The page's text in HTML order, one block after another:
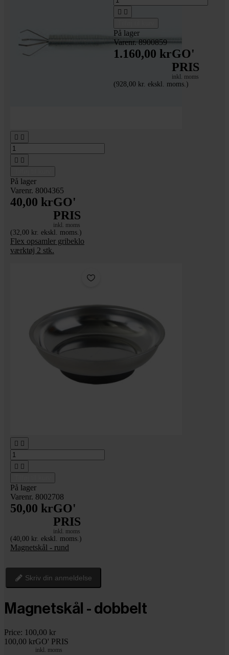
 
 
På lager
Varenr. 8004365
40,00 krGO'
PRIS
inkl. moms
(32,00 kr. ekskl. moms.)
Flex opsamler gribeklo
værktøj 2 stk.
 
På lager
Varenr. 8900859
1.160,00 krGO'
PRIS
inkl. moms
(928,00 kr. ekskl. moms.)
 
 
På lager
Varenr. 8002708
50,00 krGO'
PRIS
inkl. moms
(40,00 kr. ekskl. moms.)
Magnetskål - rund
Skriv din anmeldelse
Magnetskål - dobbelt
Price: 100,00 kr
100,00 krGO' PRIS
inkl. moms